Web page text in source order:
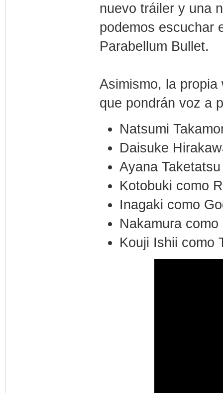
nuevo tráiler y una
podemos escuchar
Parabellum Bullet.
Asimismo, la
que pondrán voz a
Natsumi
Daisuke
Ayana
Kotobuki como
Inagaki como
Nakamura
Kouji Ishii como